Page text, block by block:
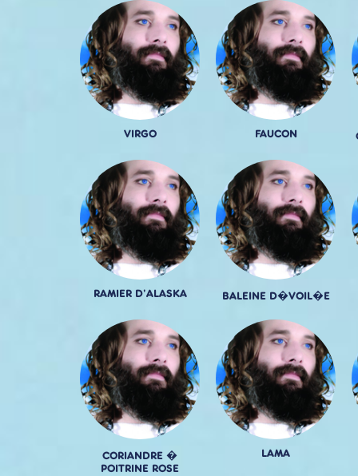
VIRGO FAUCON
RAMIER D'ALASKA BALEINE D�VOIL�E
CORIANDRE �
POITRINE ROSE
LAMA